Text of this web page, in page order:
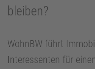
bleiben?
WohnBW führt
Interessenten für